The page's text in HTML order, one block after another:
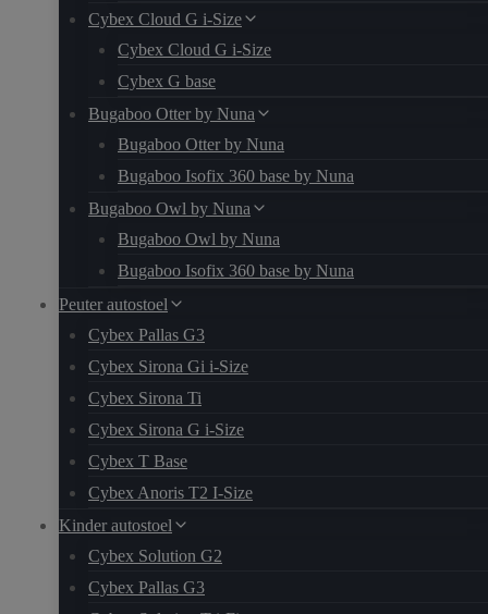
Cybex Cloud G i-Size
Cybex Cloud G i-Size
Cybex G base
Bugaboo Otter by Nuna
Bugaboo Otter by Nuna
Bugaboo Isofix 360 base by Nuna
Bugaboo Owl by Nuna
Bugaboo Owl by Nuna
Bugaboo Isofix 360 base by Nuna
Peuter autostoel
Cybex Pallas G3
Cybex Sirona Gi i-Size
Cybex Sirona Ti
Cybex Sirona G i-Size
Cybex T Base
Cybex Anoris T2 I-Size
Kinder autostoel
Cybex Solution G2
Cybex Pallas G3